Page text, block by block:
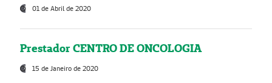
01 de Abril de 2020
Prestador CENTRO DE ONCOLOGIA
15 de Janeiro de 2020